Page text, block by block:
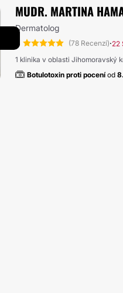
MUDR. MARTINA
Dermatolog
5
(78 Recenzí)·22
1 klinika v oblasti Jihomoravský
Botulotoxin proti poceníod